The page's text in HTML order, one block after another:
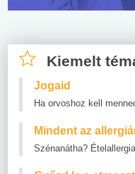
Kiemelt
Jogaid
Ha orvoshoz kell
Mindent az
Szénanátha?